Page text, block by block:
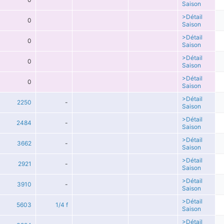
Saison
0
>Détail
Saison
0
>Détail
Saison
0
>Détail
Saison
0
>Détail
Saison
2250 -
>Détail
Saison
2484 -
>Détail
Saison
3662 -
>Détail
Saison
2921 -
>Détail
Saison
3910 -
>Détail
Saison
5603 1/4 f
>Détail
Saison
>Détail